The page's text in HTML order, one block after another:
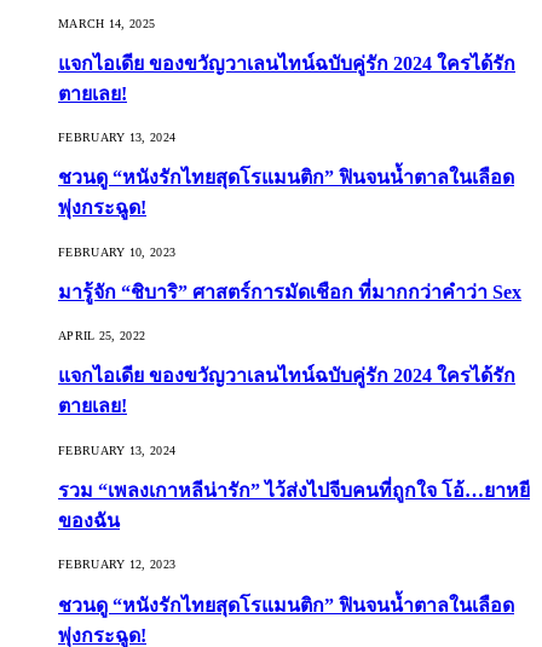
MARCH 14, 2025
แจกไอเดีย ของขวัญวาเลนไทน์ฉบับคู่รัก 2024 ใครได้รัก
ตายเลย!
FEBRUARY 13, 2024
ชวนดู “หนังรักไทยสุดโรแมนติก” ฟินจนน้ำตาลในเลือด
พุ่งกระฉูด!
FEBRUARY 10, 2023
มารู้จัก “ชิบาริ” ศาสตร์การมัดเชือก ที่มากกว่าคำว่า Sex
APRIL 25, 2022
แจกไอเดีย ของขวัญวาเลนไทน์ฉบับคู่รัก 2024 ใครได้รัก
ตายเลย!
FEBRUARY 13, 2024
รวม “เพลงเกาหลีน่ารัก” ไว้ส่งไปจีบคนที่ถูกใจ โอ้…ยาหยี
ของฉัน
FEBRUARY 12, 2023
ชวนดู “หนังรักไทยสุดโรแมนติก” ฟินจนน้ำตาลในเลือด
พุ่งกระฉูด!